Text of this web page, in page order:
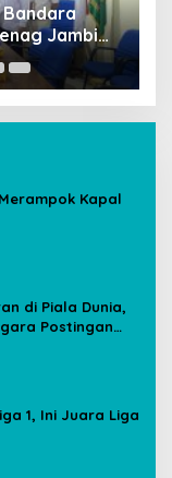
Jambi
Kapal
di Piala Dunia,
Postingan
1, Ini Juara Liga